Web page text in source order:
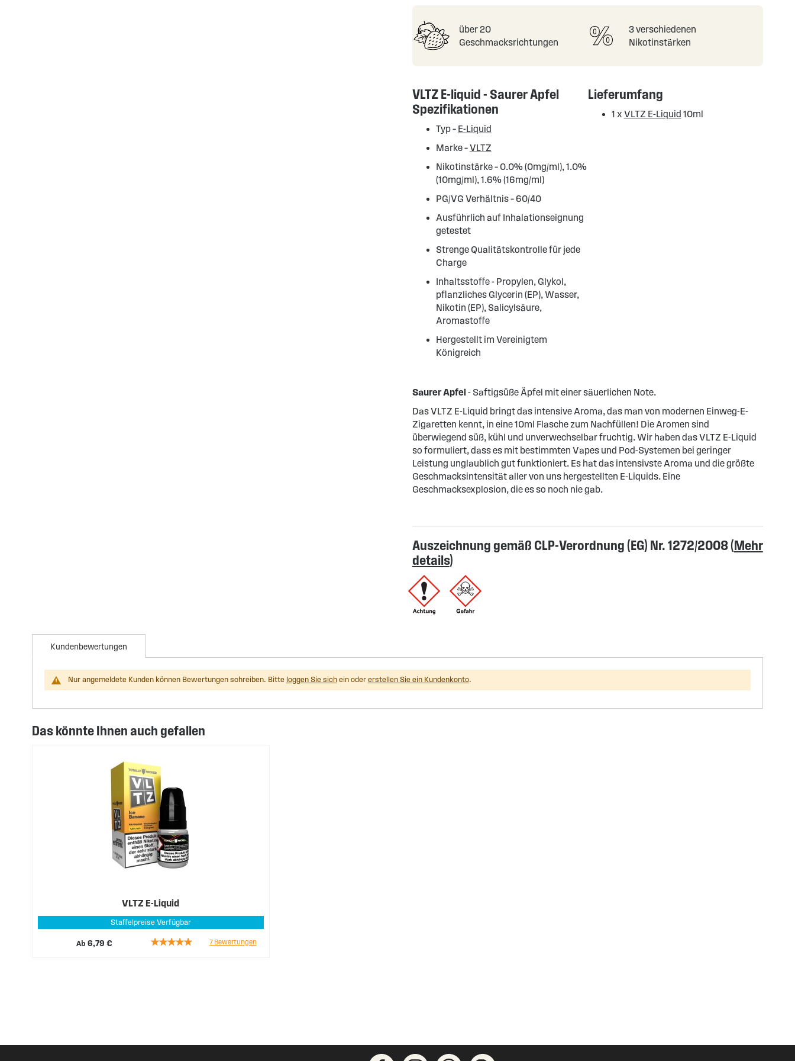
über 20
Geschmacksrichtungen
3 verschiedenen
Nikotinstärken
VLTZ E-liquid - Saurer Apfel
Spezifikationen
Typ – E-Liquid
Marke –VLTZ
Nikotinstärke – 0.0% (0mg/ml), 1.0%
(10mg/ml), 1.6% (16mg/ml)
PG/VG Verhältnis – 60/40
Ausführlich auf Inhalationseignung
getestet
Strenge Qualitätskontrolle für jede
Charge
Inhaltsstoffe - Propylen, Glykol,
pflanzliches Glycerin (EP), Wasser,
Nikotin (EP), Salicylsäure,
Aromastoffe
Hergestellt im Vereinigtem
Königreich
Lieferumfang
1 x VLTZ E-Liquid 10ml
Saurer Apfel - Saftigsüße Äpfel mit einer säuerlichen Note.
Das VLTZ E-Liquid bringt das intensive Aroma, das man von modernen Einweg-E-
Zigaretten kennt, in eine 10ml Flasche zum Nachfüllen! Die Aromen sind
überwiegend süß, kühl und unverwechselbar fruchtig. Wir haben das VLTZ E-Liquid
so formuliert, dass es mit bestimmten Vapes und Pod-Systemen bei geringer
Leistung unglaublich gut funktioniert. Es hat das intensivste Aroma und die größte
Geschmacksintensität aller von uns hergestellten E-Liquids. Eine
Geschmacksexplosion, die es so noch nie gab.
Auszeichnung gemäß CLP-Verordnung (EG) Nr. 1272/2008 (Mehr
details)
Kundenbewertungen
Nur angemeldete Kunden können Bewertungen schreiben. Bitte loggen Sie sichein oder erstellen Sie ein Kundenkonto.
Das könnte Ihnen auch gefallen
VLTZ E-Liquid
Staffelpreise Verfügbar
Ab 6,79 €
Rating:
7 Bewertungen